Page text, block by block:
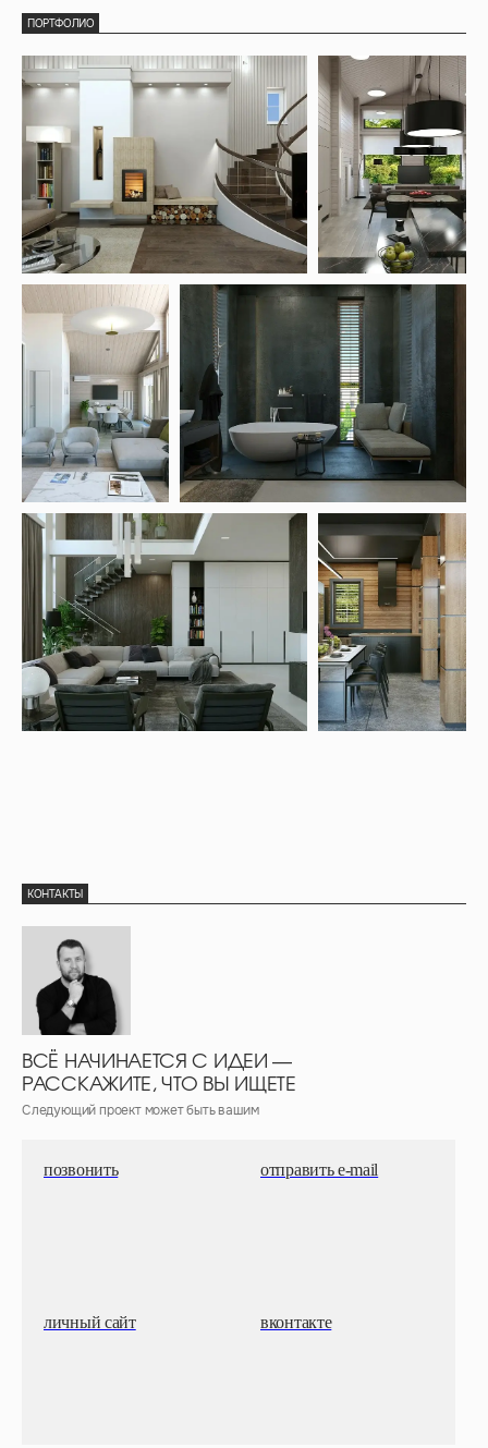
ПОРТФОЛИО
КОНТАКТЫ
ВСЁ НАЧИНАЕТСЯ С ИДЕИ —
РАССКАЖИТЕ, ЧТО ВЫ ИЩЕТЕ
Следующий проект может быть вашим
позвонить отправить e-mail
личный сайт вконтакте